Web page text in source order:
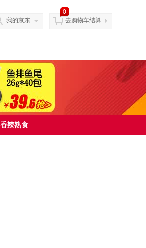
我的京东
0
去购物车结算
香辣熟食